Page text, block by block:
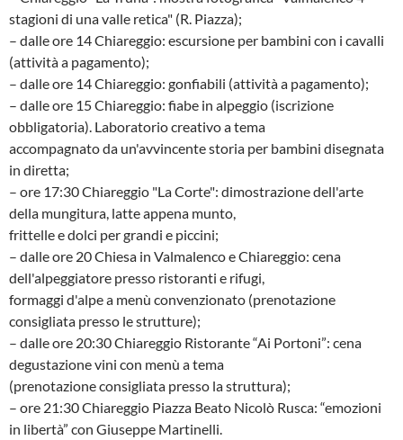
stagioni di una valle retica" (R. Piazza);
– dalle ore 14 Chiareggio: escursione per bambini con i cavalli
(attività a pagamento);
– dalle ore 14 Chiareggio: gonfiabili (attività a pagamento);
– dalle ore 15 Chiareggio: fiabe in alpeggio (iscrizione
obbligatoria). Laboratorio creativo a tema
accompagnato da un'avvincente storia per bambini disegnata
in diretta;
– ore 17:30 Chiareggio "La Corte": dimostrazione dell'arte
della mungitura, latte appena munto,
frittelle e dolci per grandi e piccini;
– dalle ore 20 Chiesa in Valmalenco e Chiareggio: cena
dell'alpeggiatore presso ristoranti e rifugi,
formaggi d'alpe a menù convenzionato (prenotazione
consigliata presso le strutture);
– dalle ore 20:30 Chiareggio Ristorante “Ai Portoni”: cena
degustazione vini con menù a tema
(prenotazione consigliata presso la struttura);
– ore 21:30 Chiareggio Piazza Beato Nicolò Rusca: “emozioni
in libertà” con Giuseppe Martinelli.